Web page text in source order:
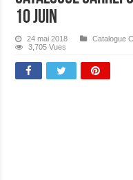
10 Juin
24 mai 2018 Catalogue
3,705 Vues